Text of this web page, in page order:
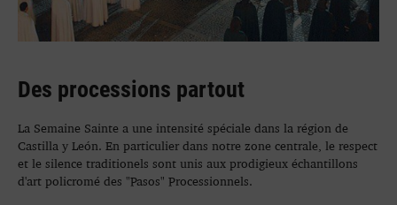
Des processions partout
La Semaine Sainte a une intensité spéciale dans la région de
Castilla y León. En particulier dans notre zone centrale, le respect
et le silence traditionels sont unis aux prodigieux échantillons
d'art policromé des "Pasos" Processionnels.